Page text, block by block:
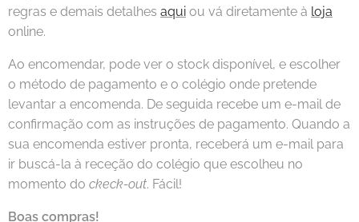
regras e demais detalhes aqui ou vá diretamente à loja
online.
Ao encomendar, pode ver o stock disponível, e escolher
o método de pagamento e o colégio onde pretende
levantar a encomenda. De seguida recebe um e-mail de
confirmação com as instruções de pagamento. Quando a
sua encomenda estiver pronta, receberá um e-mail para
ir buscá-la à receção do colégio que escolheu no
momento do ckeck-out. Fácil!
Boas compras!